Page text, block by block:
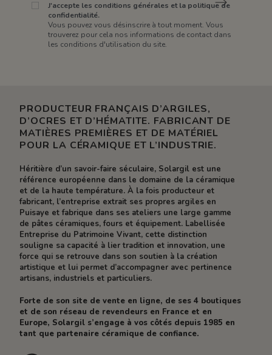
J'accepte les conditions générales et la politique de
confidentialité.
Vous pouvez vous désinscrire à tout moment. Vous
trouverez pour cela nos informations de contact dans
les conditions d'utilisation du site.
PRODUCTEUR FRANÇAIS D’ARGILES,
D’OCRES ET D’HÉMATITE. FABRICANT DE
MATIÈRES PREMIÈRES ET DE MATÉRIEL
POUR LA CÉRAMIQUE ET L’INDUSTRIE.
Héritière d’un savoir-faire séculaire, Solargil est une
référence européenne dans le domaine de la céramique
et de la haute température. À la fois producteur et
fabricant, l’entreprise extrait ses propres argiles en
Puisaye et fabrique dans ses ateliers une large gamme
de pâtes céramiques, fours et équipement. Labellisée
Entreprise du Patrimoine Vivant, cette distinction
souligne sa capacité à lier tradition et innovation, une
force qui se retrouve dans son soutien à la création
artistique et lui permet d’accompagner avec pertinence
artisans, industriels et particuliers.
Forte de son site de vente en ligne, de ses 4 boutiques
et de son réseau de revendeurs en France et en
Europe, Solargil s’engage à vos côtés depuis 1985 en
tant que partenaire céramique de confiance.